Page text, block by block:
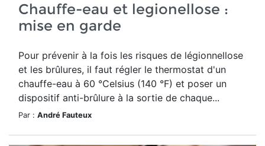
Chauffe-eau et legionellose :
mise en garde
Pour prévenir à la fois les risques de légionnellose
et les brûlures, il faut régler le thermostat d'un
chauffe-eau à 60 °Celsius (140 °F) et poser un
dispositif anti-brûlure à la sortie de chaque...
Par : André Fauteux